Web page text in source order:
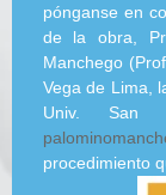
pónganse en
de la obra,
Manchego
Vega de Lima,
Univ. San
procedimiento